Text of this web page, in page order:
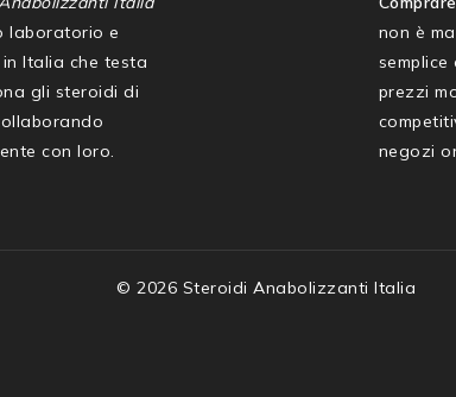
laboratorio e
Italia che testa
gli steroidi di
con loro.
non è
prezzi
negozi
© 2026 Steroidi Anabolizzanti Italia